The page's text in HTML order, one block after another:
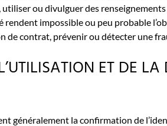
ou divulguer des
rendent impossible ou peu probable
de contrat, prévenir ou détecter une
ET DE
généralement la confirmation de